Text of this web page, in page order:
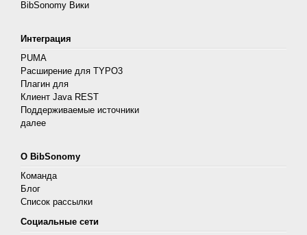
BibSonomy Вики
Интеграция
PUMA
Расширение для TYPO3
Плагин для
Клиент Java REST
Поддерживаемые источники
далее
О BibSonomy
Команда
Блог
Список рассылки
Социальные сети